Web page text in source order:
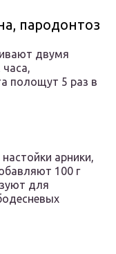
пародонтоз
двумя
полощут 5 раз в
арники,
100 г
для